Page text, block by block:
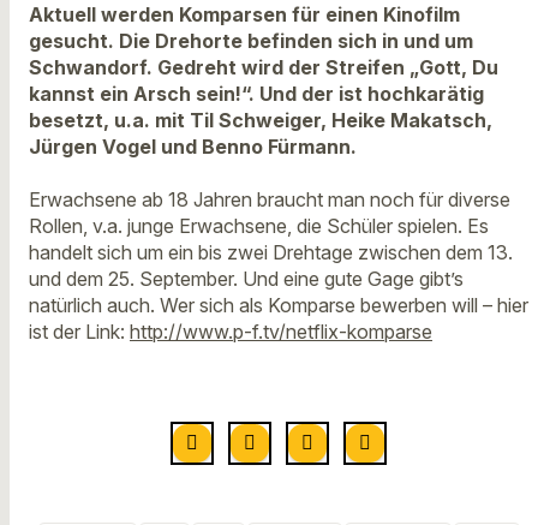
Aktuell werden Komparsen für einen Kinofilm
gesucht. Die Drehorte befinden sich in und um
Schwandorf. Gedreht wird der Streifen „Gott, Du
kannst ein Arsch sein!“. Und der ist hochkarätig
besetzt, u.a. mit Til Schweiger, Heike Makatsch,
Jürgen Vogel und Benno Fürmann.
Erwachsene ab 18 Jahren braucht man noch für diverse
Rollen, v.a. junge Erwachsene, die Schüler spielen. Es
handelt sich um ein bis zwei Drehtage zwischen dem 13.
und dem 25. September. Und eine gute Gage gibt’s
natürlich auch. Wer sich als Komparse bewerben will – hier
ist der Link: http://www.p-f.tv/netflix-komparse